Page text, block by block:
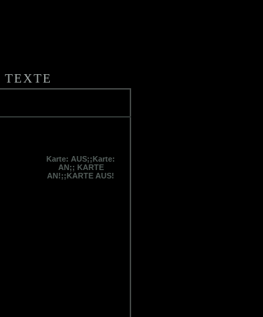
TEXTE
Karte: AUS;;Karte:
AN;; KARTE
AN!;;KARTE AUS!